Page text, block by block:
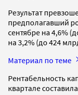
Результат
предполагавший
сентябре на 4,6%
на 3,2% (до 424
Материал по теме
Рентабельность
квартале